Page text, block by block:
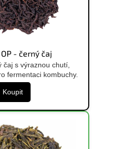
- černý čaj
čaj s výraznou chutí,
fermentaci kombuchy.
Koupit